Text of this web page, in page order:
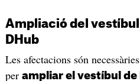
Ampliació del vestíbul
DHub
Les afectacions són
per ampliar el vestíbul de